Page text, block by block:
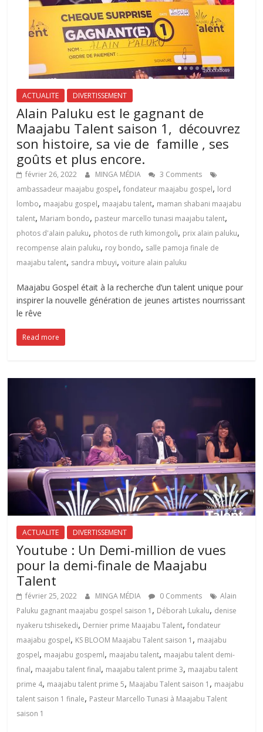
ACTUALITE DIVERTISSEMENT
Alain Paluku est le gagnant de
Maajabu Talent saison 1, découvrez
son histoire, sa vie de famille , ses
goûts et plus encore.
février 26, 2022 MINGA MÉDIA
3 Comments
ambassadeur maajabu gospel,fondateur maajabu gospel, lord
lombo, maajabu gospel, maajabu talent, maman shabani maajabu
talent, Mariam bondo, pasteur marcello tunasi maajabu talent,
photos d'alain paluku, photos de ruth kimongoli, prix alain paluku,
recompense alain paluku, roy bondo, salle pamoja finale de
maajabu talent, sandra mbuyi,voiture alain paluku
Maajabu Gospel était à la recherche d’un talent unique pour
inspirer la nouvelle génération de jeunes artistes nourrissant
le rêve
Read more
ACTUALITE DIVERTISSEMENT
Youtube : Un Demi-million de vues
pour la demi-finale de Maajabu
Talent
février 25, 2022 MINGA MÉDIA 0 Comments
Alain
Paluku gagnant maajabu gospel saison 1 , Déborah Lukalu, denise
nyakeru tshisekedi, Dernier prime Maajabu Talent,fondateur
maajabu gospel, KS BLOOM Maajabu Talent saison 1 , maajabu
gospel, maajabu gospeml, maajabu talent, maajabu talent demi-
final, maajabu talent final, maajabu talent prime 3, maajabu talent
prime 4, maajabu talent prime 5, Maajabu Talent saison 1 , maajabu
talent saison 1 finale, Pasteur Marcello Tunasi à Maajabu Talent
saison 1